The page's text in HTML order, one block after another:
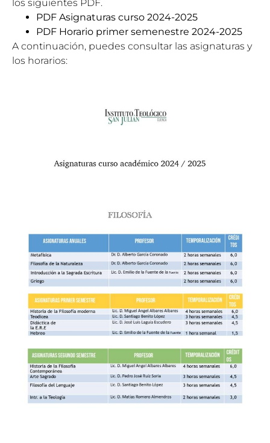
los siguientes PDF.
PDF Asignaturas curso 2024-2025
PDF Horario primer semenestre 2024-2025
A continuación, puedes consultar las asignaturas y
los horarios: